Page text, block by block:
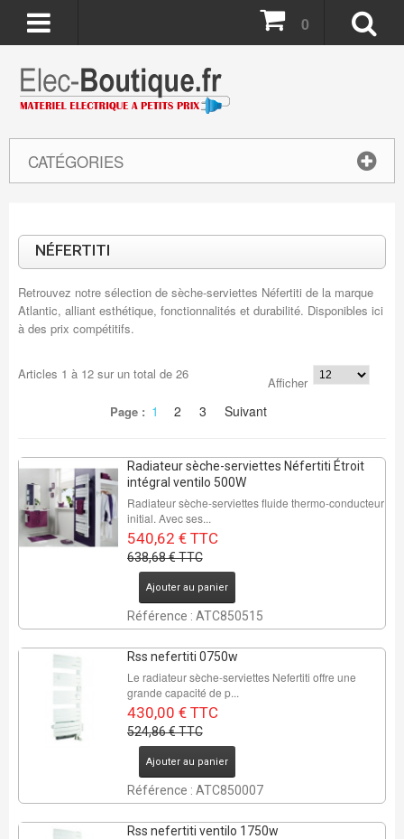
CATÉGORIES
0
NÉFERTITI
Retrouvez notre sélection de sèche-serviettes Néfertiti de la marque
Atlantic, alliant esthétique, fonctionnalités et durabilité. Disponibles ici
à des prix compétitifs.
Articles 1 à 12sur un total de 26
Afficher
Page : 1 2 3 Suivant
Radiateur sèche-serviettes Néfertiti Étroit
intégral ventilo 500W
Radiateur sèche-serviettes fluide thermo-conducteur
initial. Avec ses...
540,62 € TTC
638,68 € TTC
Ajouter au panier
Référence : ATC850515
Rss nefertiti 0750w
Le radiateur sèche-serviettes Nefertiti offre une
grande capacité de p...
430,00 € TTC
524,86 € TTC
Ajouter au panier
Référence : ATC850007
Rss nefertiti ventilo 1750w